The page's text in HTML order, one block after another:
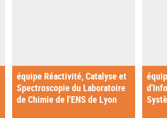
équipe Réactivité, Catalyse et
Spectroscopie du Laboratoire
de Chimie de l'ENS de Lyon